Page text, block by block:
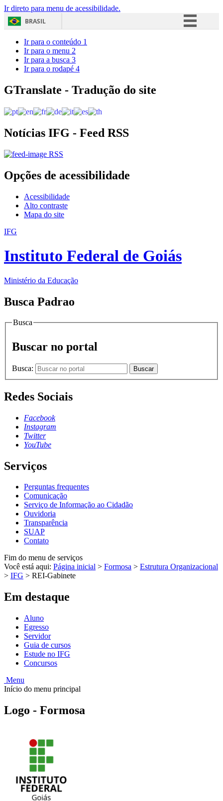
Ir direto para menu de acessibilidade.
BRASIL
Acesso à informação
Ir para o conteúdo 1
Ir para o menu 2
Ir para a busca 3
Ir para o rodapé 4
GTranslate - Tradução do site
Notícias IFG - Feed RSS
RSS
Opções de acessibilidade
Acessibilidade
Alto contraste
Mapa do site
IFG
Instituto Federal de Goiás
Ministério da Educação
Busca Padrao
Busca
Buscar no portal
Busca: Buscar
Redes Sociais
Facebook
Instagram
Twitter
YouTube
Serviços
Perguntas frequentes
Comunicação
Serviço de Informação ao Cidadão
Ouvidoria
Transparência
SUAP
Contato
Fim do menu de serviços
Você está aqui: Página inicial > Formosa > Estrutura Organizacional
> IFG > REI-Gabinete
Em destaque
Aluno
Egresso
Servidor
Guia de cursos
Estude no IFG
Concursos
Menu
Início do menu principal
Logo - Formosa